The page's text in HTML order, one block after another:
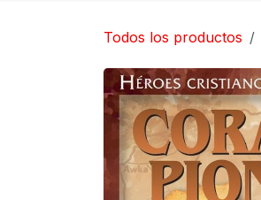
Todos los productos